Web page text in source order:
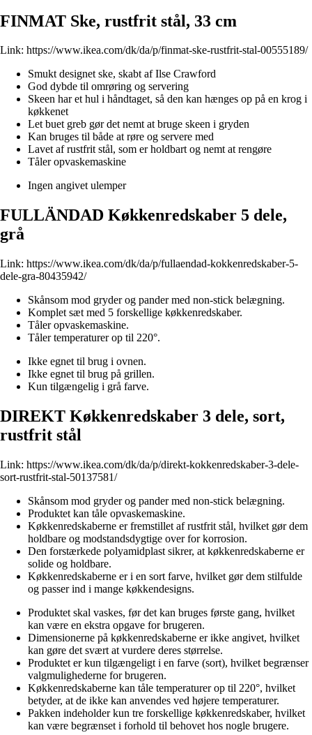
FINMAT Ske, rustfrit stål, 33 cm
Link: https://www.ikea.com/dk/da/p/finmat-ske-rustfrit-stal-00555189/
Smukt designet ske, skabt af Ilse Crawford
God dybde til omrøring og servering
Skeen har et hul i håndtaget, så den kan hænges op på en krog i
køkkenet
Let buet greb gør det nemt at bruge skeen i gryden
Kan bruges til både at røre og servere med
Lavet af rustfrit stål, som er holdbart og nemt at rengøre
Tåler opvaskemaskine
Ingen angivet ulemper
FULLÄNDAD Køkkenredskaber 5 dele,
grå
Link: https://www.ikea.com/dk/da/p/fullaendad-kokkenredskaber-5-
dele-gra-80435942/
Skånsom mod gryder og pander med non-stick belægning.
Komplet sæt med 5 forskellige køkkenredskaber.
Tåler opvaskemaskine.
Tåler temperaturer op til 220°.
Ikke egnet til brug i ovnen.
Ikke egnet til brug på grillen.
Kun tilgængelig i grå farve.
DIREKT Køkkenredskaber 3 dele, sort,
rustfrit stål
Link: https://www.ikea.com/dk/da/p/direkt-kokkenredskaber-3-dele-
sort-rustfrit-stal-50137581/
Skånsom mod gryder og pander med non-stick belægning.
Produktet kan tåle opvaskemaskine.
Køkkenredskaberne er fremstillet af rustfrit stål, hvilket gør dem
holdbare og modstandsdygtige over for korrosion.
Den forstærkede polyamidplast sikrer, at køkkenredskaberne er
solide og holdbare.
Køkkenredskaberne er i en sort farve, hvilket gør dem stilfulde
og passer ind i mange køkkendesigns.
Produktet skal vaskes, før det kan bruges første gang, hvilket
kan være en ekstra opgave for brugeren.
Dimensionerne på køkkenredskaberne er ikke angivet, hvilket
kan gøre det svært at vurdere deres størrelse.
Produktet er kun tilgængeligt i en farve (sort), hvilket begrænser
valgmulighederne for brugeren.
Køkkenredskaberne kan tåle temperaturer op til 220°, hvilket
betyder, at de ikke kan anvendes ved højere temperaturer.
Pakken indeholder kun tre forskellige køkkenredskaber, hvilket
kan være begrænset i forhold til behovet hos nogle brugere.